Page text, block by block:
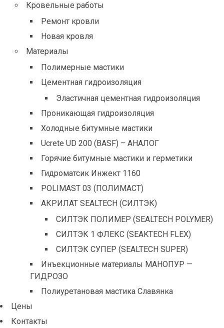
Кровельные работы
Ремонт кровли
Новая кровля
Материалы
Полимерные мастики
Цементная гидроизоляция
Эластичная цементная гидроизоляция
Проникающая гидроизоляция
Холодные битумные мастики
Ucrete UD 200 (BASF) – АНАЛОГ
Горячие битумные мастики и герметики
Гидроматсик Инжект 1160
POLIMAST 03 (ПОЛИМАСТ)
АКРИЛАТ SEALTECH (СИЛТЭК)
СИЛТЭК ПОЛИМЕР (SEALTECH POLYMER)
СИЛТЭК 1 ФЛЕКС (SEAKTECH FLEX)
СИЛТЭК СУПЕР (SEALTECH SUPER)
Инъекционные материалы МАНОПУР —
ГИДРОЗО
Полиуретановая мастика Славянка
Цены
Контакты